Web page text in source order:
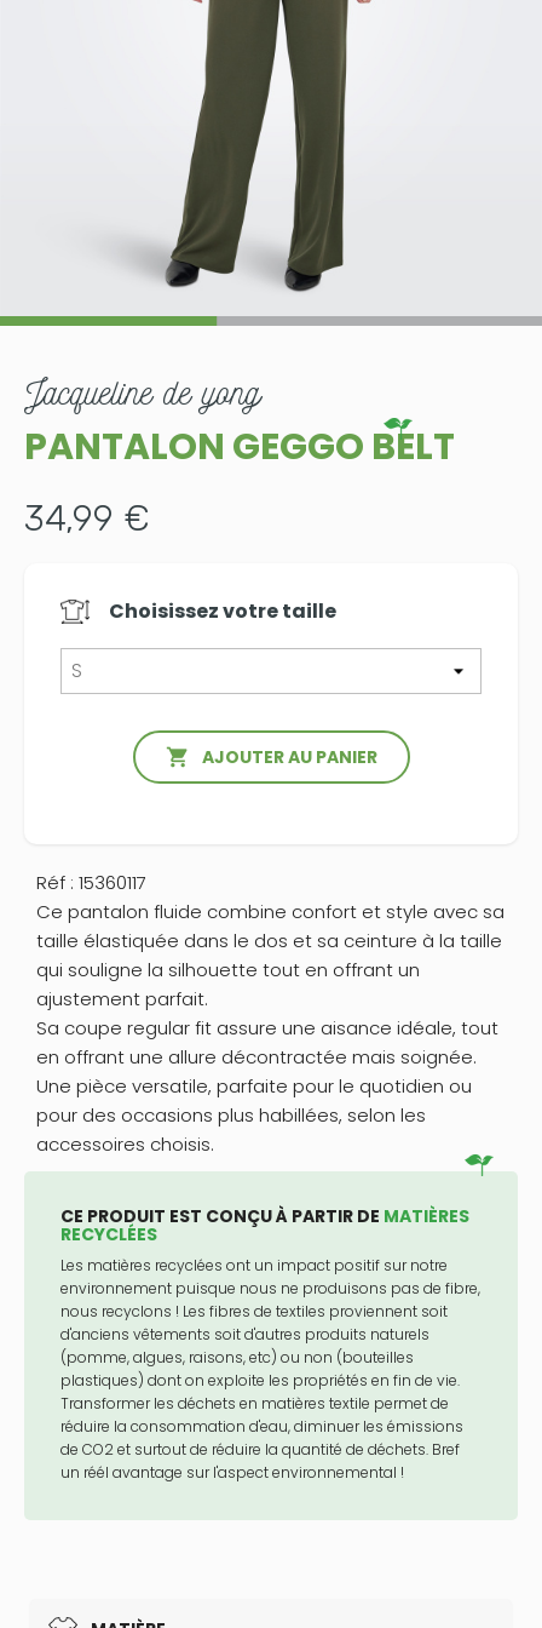
jacqueline de yong
PANTALON GEGGO BELT
34,99 €
Choisissez votretaille
 AJOUTER AU PANIER
CE PRODUIT EST CONÇU À PARTIR DE MATIÈRES
RECYCLÉES
Les matières recyclées ont un impact positif sur notre
environnement puisque nous ne produisons pas de fibre,
nous recyclons ! Les fibres de textiles proviennent soit
d'anciens vêtements soit d'autres produits naturels
(pomme, algues, raisons, etc) ou non (bouteilles
plastiques) dont on exploite les propriétés en fin de vie.
Transformer les déchets en matières textile permet de
réduire la consommation d'eau, diminuer les émissions
de CO2 et surtout de réduire la quantité de déchets. Bref
un réél avantage sur l'aspect environnemental !
Réf : 15360117
Ce pantalon fluide combine confort et style avec sa
taille élastiquée dans le dos et sa ceinture à la taille
qui souligne la silhouette tout en offrant un
ajustement parfait.
Sa coupe regular fit assure une aisance idéale, tout
en offrant une allure décontractée mais soignée.
Une pièce versatile, parfaite pour le quotidien ou
pour des occasions plus habillées, selon les
accessoires choisis.